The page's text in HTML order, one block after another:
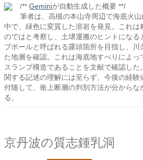
/** Geminiが自動生成した概要 **/
筆者は、高槻の本山寺周辺で海底火
中で、緑色に変質した溶岩を発見。これは
のではと考察し、土壌運搬のヒントになる
プボールと呼ばれる露頭箇所を目指し、川
た地層を確認。これは海底地すべりによっ
スランプ構造であることを文献で確認した
関する記述の理解には至らず、今後の経験
付随して、衝上断層の判別方法が分からな
る。
京丹波の質志鍾乳洞